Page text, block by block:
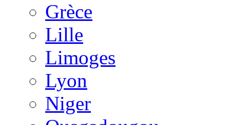
Grèce
Lille
Limoges
Lyon
Niger